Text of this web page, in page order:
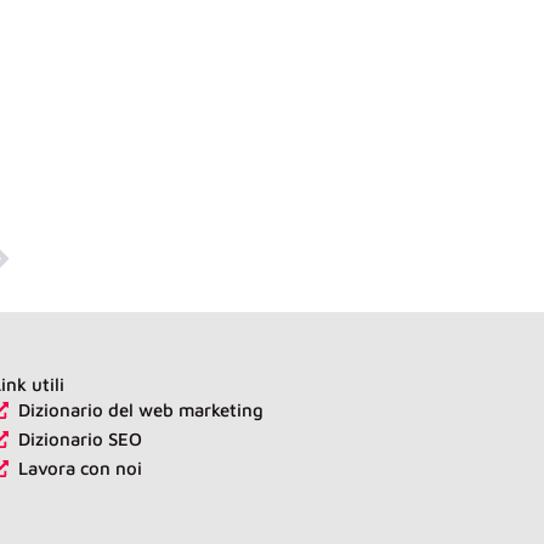
utili
Dizionario del web marketing
Dizionario SEO
Lavora con noi